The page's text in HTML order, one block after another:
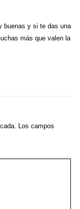
buenas y si te das una
más que valen la
Los campos